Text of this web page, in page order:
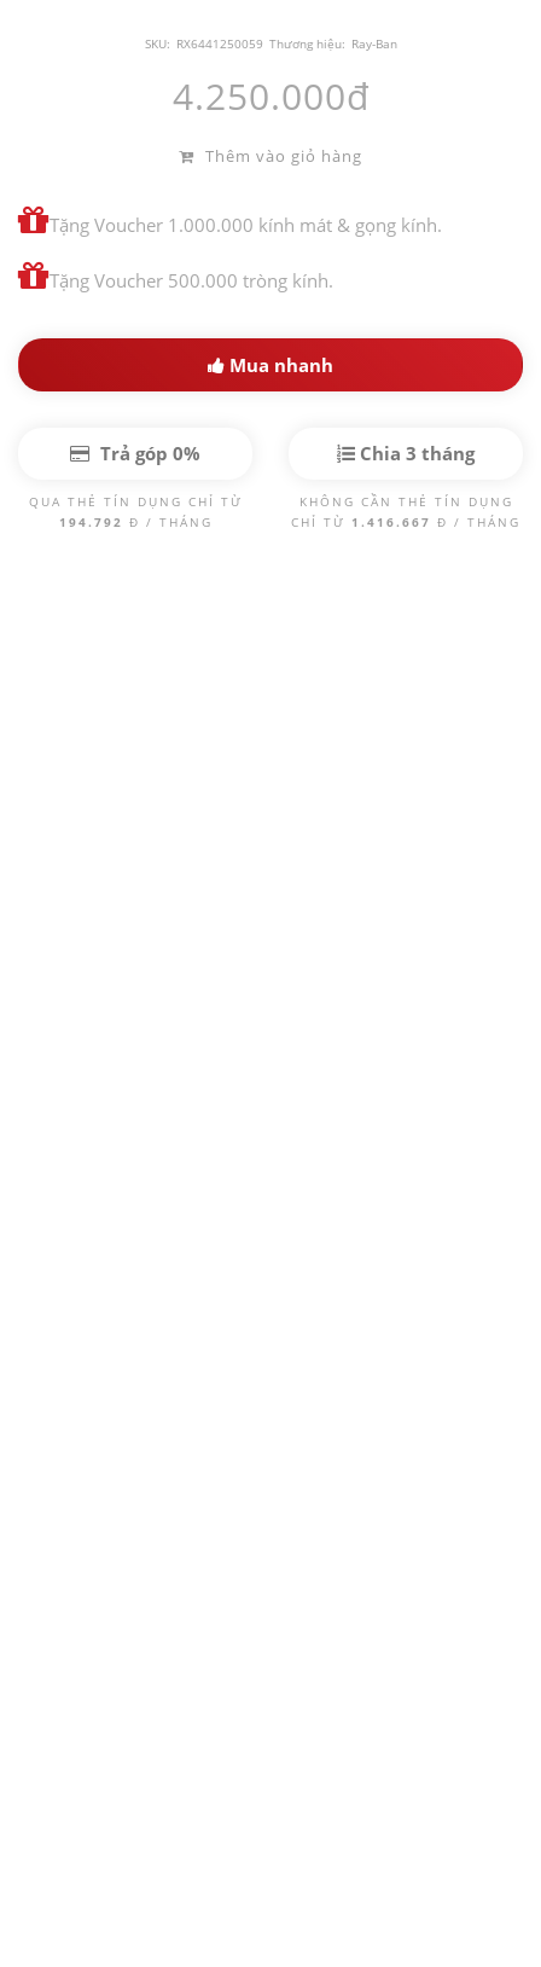
SKU: RX6441250059 Thương hiệu: Ray-Ban
4.250.000đ
Thêm vào giỏ hàng
Tặng Voucher 1.000.000 kính mát & gọng kính.
Tặng Voucher 500.000 tròng kính.
Mua nhanh
Trả góp 0%
QUA THẺ TÍN DỤNG CHỈ TỪ
194.792 Đ / THÁNG
Chia 3 tháng
KHÔNG CẦN THẺ TÍN DỤNG
CHỈ TỪ 1.416.667 Đ / THÁNG